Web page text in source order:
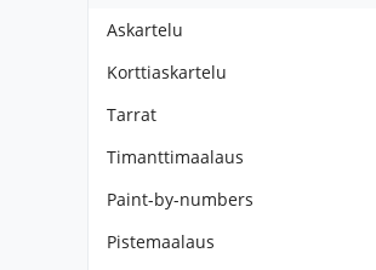
Askartelu
Korttiaskartelu
Tarrat
Timanttimaalaus
Paint-by-numbers
Pistemaalaus